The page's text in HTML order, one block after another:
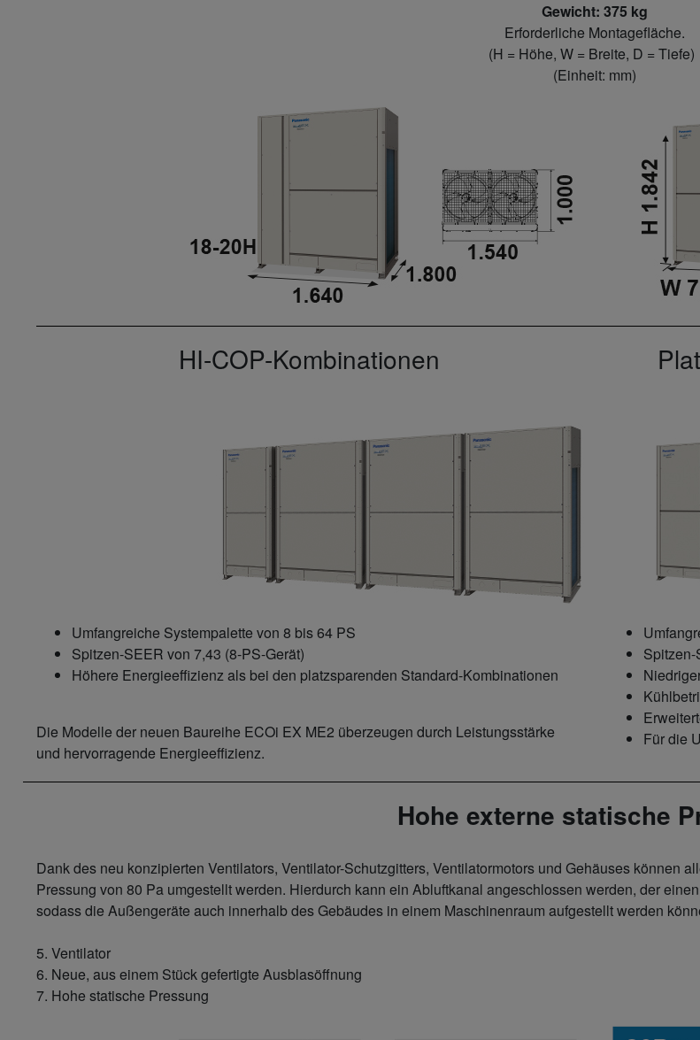
Gewicht: 375 kg
Erforderliche Montagefläche.
(H = Höhe, W = Breite, D = Tiefe)
(Einheit: mm)
HI-COP-Kombinationen
Umfangreiche Systempalette von 8 bis 64 PS
Spitzen-SEER von 7,43 (8-PS-Gerät)
Höhere Energieeffizienz als bei den platzsparenden Standard-Kombinationen
Die Modelle der neuen Baureihe ECOi EX ME2 überzeugen durch Leistungsstärke
und hervorragende Energieeffizienz.
Für die
Hohe externe statische
Dank des neu konzipierten Ventilators, Ventilator-Schutzgitters, Ventilatormotors und Gehäuses können
Pressung von 80 Pa umgestellt werden. Hierdurch kann ein Abluftkanal angeschlossen werden, der
sodass die Außengeräte auch innerhalb des Gebäudes in einem Maschinenraum aufgestellt werden
5. Ventilator
6. Neue, aus einem Stück gefertigte Ausblasöffnung
7. Hohe statische Pressung